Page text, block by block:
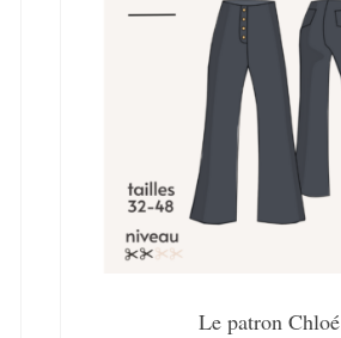
Le patron Chloé